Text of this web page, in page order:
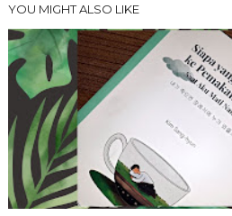
YOU MIGHT ALSO LIKE